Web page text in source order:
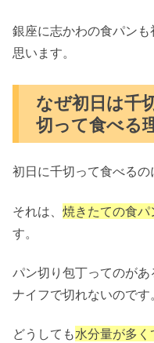
銀座に志かわの食パン
思います。
なぜ初日は千
切って食べる
初日に千切って食べるの
それは、 焼きたての食
す。
パン切り包丁ってのが
ナイフで切れないのです。
どうしても水分量が多く